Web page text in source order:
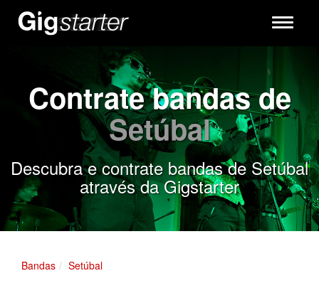
Toggle
Contrate bandas de
Setúbal
Descubra e contrate bandas de Setúbal
através da Gigstarter
Bandas Setúbal